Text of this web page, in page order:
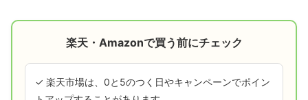
楽天・Amazonで買う前にチェック
✓ 楽天市場は、0と5のつく日やキャンペーンでポイン